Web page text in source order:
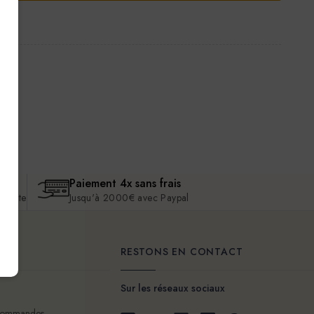
Paiement 4x sans frais
Jusqu'à 2000€ avec Paypal
RESTONS EN CONTACT
Sur les réseaux sociaux